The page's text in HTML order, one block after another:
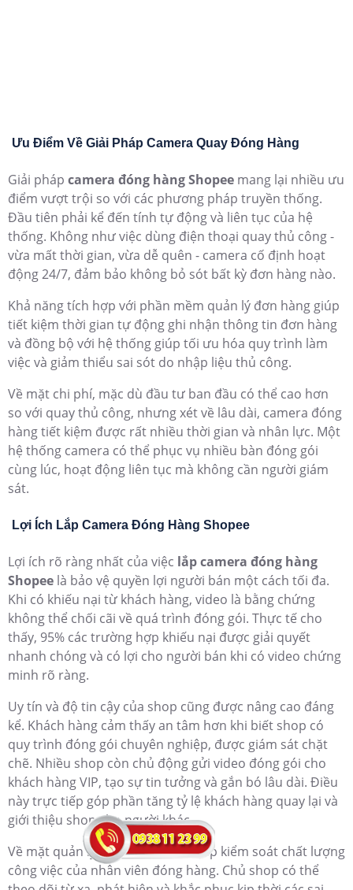
- Phụ kiện lắp đặt khác
Chi phí khá rẻ chỉ từ3.xxx.xxxđ
Ưu Điểm Về Giải Pháp Camera Quay Đóng Hàng
Giải phápcamera đóng hàng Shopeemang lại nhiều ưu
điểm vượt trội so với các phương pháp truyền thống.
Đầu tiên phải kể đến tính tự động và liên tục của hệ
thống. Không như việc dùng điện thoại quay thủ công -
vừa mất thời gian, vừa dễ quên - camera cố định hoạt
động 24/7, đảm bảo không bỏ sót bất kỳ đơn hàng nào.
Khả năng tích hợp với phần mềm quản lý đơn hàng giúp
tiết kiệm thời gian tự động ghi nhận thông tin đơn hàng
và đồng bộ với hệ thống giúp tối ưu hóa quy trình làm
việc và giảm thiểu sai sót do nhập liệu thủ công.
Về mặt chi phí, mặc dù đầu tư ban đầu có thể cao hơn
so với quay thủ công, nhưng xét về lâu dài, camera đóng
hàng tiết kiệm được rất nhiều thời gian và nhân lực. Một
hệ thống camera có thể phục vụ nhiều bàn đóng gói
cùng lúc, hoạt động liên tục mà không cần người giám
sát.